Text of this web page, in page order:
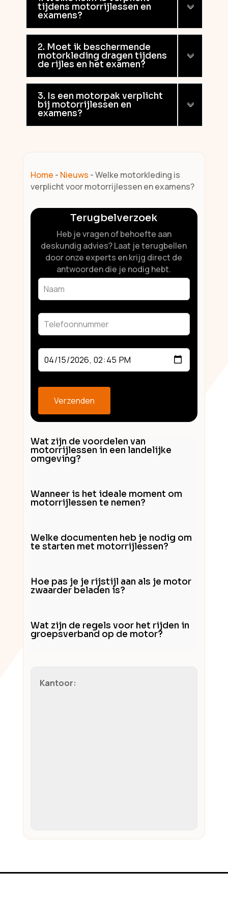
tijdens motorrijlessen en
examens?
2. Moet ik beschermende
motorkleding dragen tijdens
de rijles en het examen?
3. Is een motorpak verplicht
bij motorrijlessen en
examens?
Home - Nieuws -Welke motorkleding is
verplicht voor motorrijlessen en examens?
Terugbelverzoek
Heb je vragen of behoefte aan
deskundig advies? Laat je terugbellen
door onze experts en krijg direct de
antwoorden die je nodig hebt.
Leave
this
field
blank
Verzenden
Wat zijn de voordelen van
motorrijlessen in een landelijke
omgeving?
Wanneer is het ideale moment om
motorrijlessen te nemen?
Welke documenten heb je nodig om
te starten met motorrijlessen?
Hoe pas je je rijstijl aan als je motor
zwaarder beladen is?
Wat zijn de regels voor het rijden in
groepsverband op de motor?
Kantoor: